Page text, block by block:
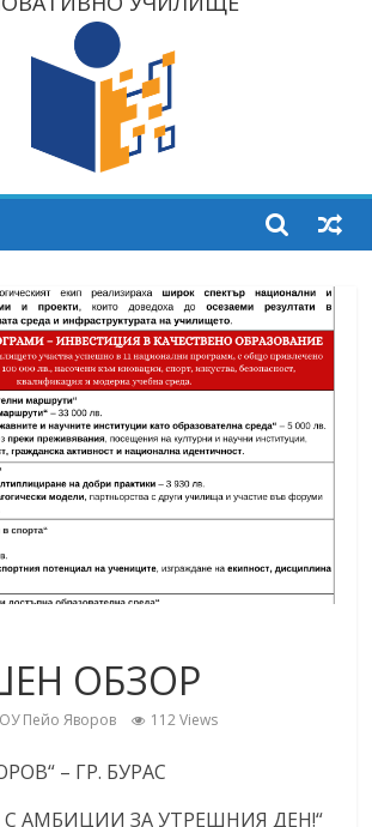
ОБЗОР
ОУ Пейо Яворов 112 Views
– ГР. БУРАС
АМБИЦИИ ЗА УТРЕШНИЯ ДЕН!“